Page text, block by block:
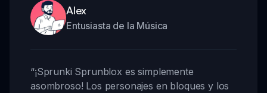
Alex
Entusiasta de la Música
“¡Sprunki Sprunblox es simplemente
asombroso! Los personajes en bloques y los